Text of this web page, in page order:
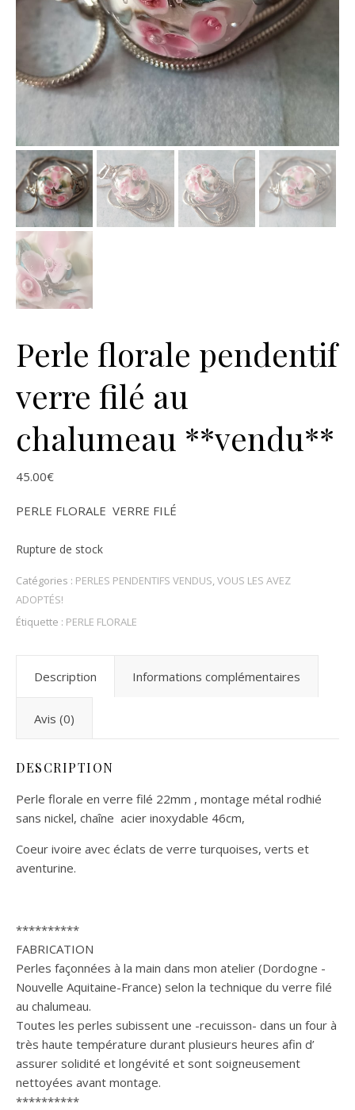
Perle florale pendentif
verre filé au
chalumeau **vendu**
45.00€
PERLE FLORALE VERRE FILÉ
Rupture de stock
Catégories : PERLES PENDENTIFS VENDUS VOUS LES AVEZ
ADOPTÉS!
Étiquette : PERLE FLORALE
Description Informations complémentaires
Avis (0)
DESCRIPTION
Perle florale en verre filé 22mm , montage métal rodhié
sans nickel, chaîne acier inoxydable 46cm,
Coeur ivoire avec éclats de verre turquoises, verts et
aventurine.
**********
FABRICATION
Perles façonnées à la main dans mon atelier (Dordogne -
Nouvelle Aquitaine-France) selon la technique du verre filé
au chalumeau.
Toutes les perles subissent une -recuisson- dans un four à
très haute température durant plusieurs heures afin d’
assurer solidité et longévité et sont soigneusement
nettoyées avant montage.
**********